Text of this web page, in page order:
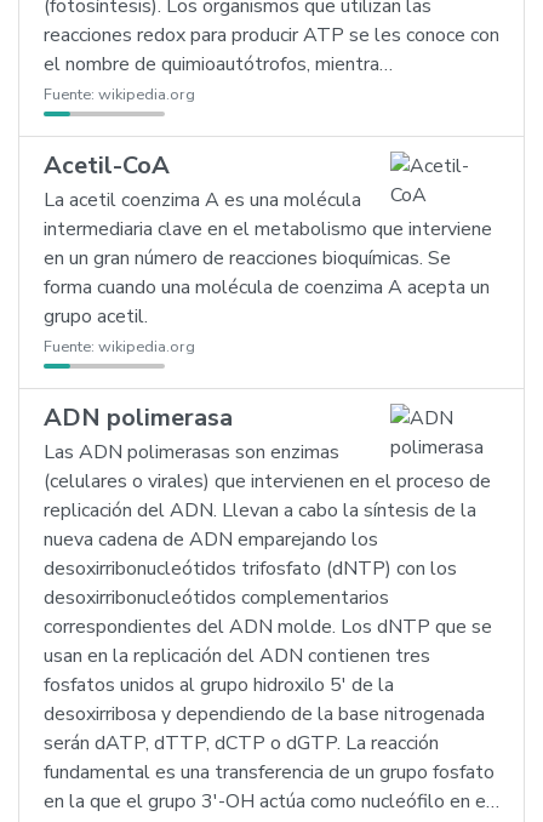
(fotosíntesis). Los organismos que utilizan las
reacciones redox para producir ATP se les conoce con
el nombre de quimioautótrofos, mientra…
Fuente: wikipedia.org
Acetil-CoA
La acetil coenzima A es una molécula
intermediaria clave en el metabolismo que interviene
en un gran número de reacciones bioquímicas. Se
forma cuando una molécula de coenzima A acepta un
grupo acetil.
Fuente: wikipedia.org
ADN polimerasa
Las ADN polimerasas son enzimas
(celulares o virales) que intervienen en el proceso de
replicación del ADN. Llevan a cabo la síntesis de la
nueva cadena de ADN emparejando los
desoxirribonucleótidos trifosfato (dNTP) con los
desoxirribonucleótidos complementarios
correspondientes del ADN molde. Los dNTP que se
usan en la replicación del ADN contienen tres
fosfatos unidos al grupo hidroxilo 5' de la
desoxirribosa y dependiendo de la base nitrogenada
serán dATP, dTTP, dCTP o dGTP. La reacción
fundamental es una transferencia de un grupo fosfato
en la que el grupo 3'-OH actúa como nucleófilo en e…